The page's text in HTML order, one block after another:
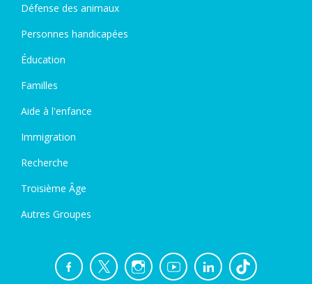
Défense des animaux
Personnes handicapées
Éducation
Familles
Aide à l'enfance
Immigration
Recherche
Troisième Âge
Autres Groupes